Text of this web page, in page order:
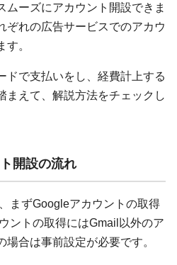
ムーズにアカウント開設できま
ぞれの広告サービスでのアカウ
。
ドで支払いをし、経費計上する
まえて、解説方法をチェックし
開設の流れ
まずGoogleアカウントの取得
ントの取得にはGmail以外のア
場合は事前設定が必要です。